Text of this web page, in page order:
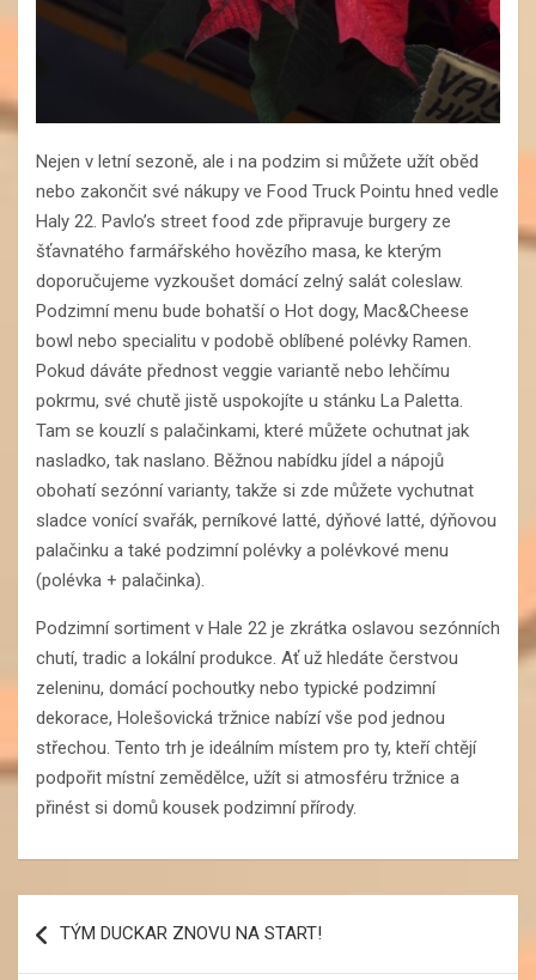
Nejen v letní sezoně, ale i na podzim si můžete užít oběd
nebo zakončit své nákupy ve Food Truck Pointu hned vedle
Haly 22. Pavlo’s street food zde připravuje burgery ze
šťavnatého farmářského hovězího masa, ke kterým
doporučujeme vyzkoušet domácí zelný salát coleslaw.
Podzimní menu bude bohatší o Hot dogy, Mac&Cheese
bowl nebo specialitu v podobě oblíbené polévky Ramen.
Pokud dáváte přednost veggie variantě nebo lehčímu
pokrmu, své chutě jistě uspokojíte u stánku La Paletta.
Tam se kouzlí s palačinkami, které můžete ochutnat jak
nasladko, tak naslano. Běžnou nabídku jídel a nápojů
obohatí sezónní varianty, takže si zde můžete vychutnat
sladce vonící svařák, perníkové latté, dýňové latté, dýňovou
palačinku a také podzimní polévky a polévkové menu
(polévka + palačinka).
Podzimní sortiment v Hale 22 je zkrátka oslavou sezónních
chutí, tradic a lokální produkce. Ať už hledáte čerstvou
zeleninu, domácí pochoutky nebo typické podzimní
dekorace, Holešovická tržnice nabízí vše pod jednou
střechou. Tento trh je ideálním místem pro ty, kteří chtějí
podpořit místní zemědělce, užít si atmosféru tržnice a
přinést si domů kousek podzimní přírody.
pro
TÝM DUCKAR ZNOVU NA START!